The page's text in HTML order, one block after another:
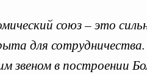
союз – это
для
звеном в построении